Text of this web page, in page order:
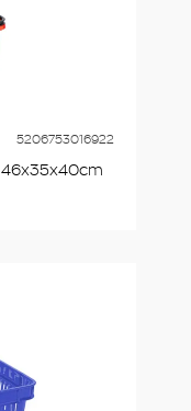
5206753016922